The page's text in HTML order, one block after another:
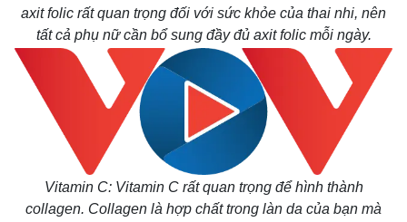
axit folic rất quan trọng đối với sức khỏe của thai nhi, nên
tất cả phụ nữ cần bổ sung đầy đủ axit folic mỗi ngày.
Vitamin C: Vitamin C rất quan trọng để hình thành
collagen. Collagen là hợp chất trong làn da của bạn mà